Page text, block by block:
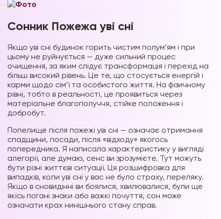
Сонник Пожежа уві сні
Якщо уві сні будинок горить чистим полум’ям і при
цьому не руйнується — дуже сильний процес
очищення, за яким слідує трансформація і перехід на
більш високий рівень. Це те, що стосується енергій і
карми щодо сім’ї та особистого життя. На фізичному
рівні, тобто в реальності, це проявиться через
матеріальне благополуччя, стійке положення і
добробут.
Попелище після пожежі уві сні — означає отримання
спадщини, посади, після «відходу» якогось
попередника. Я написала характеристику у вигляді
алегорії, але думаю, сенс ви зрозумієте. Тут можуть
бути різні життєві ситуації. Ця розшифровка для
випадків, коли уві сні у вас не було страху, переляку.
Якщо в сновидінні ви боялися, хвилювалися, були ще
якісь погані знаки або важкі почуття, сон може
означати крах нинішнього стану справ.